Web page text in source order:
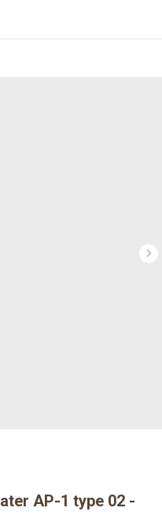
AP-1 type 02 -